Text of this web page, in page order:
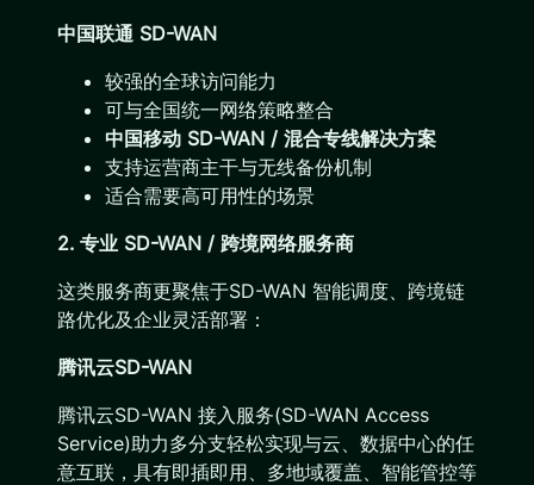
中国联通 SD-WAN
较强的全球访问能力
可与全国统一网络策略整合
中国移动 SD-WAN / 混合专线解决方案
支持运营商主干与无线备份机制
适合需要高可用性的场景
2. 专业 SD-WAN / 跨境网络服务商
这类服务商更聚焦于SD-WAN 智能调度、跨境链
路优化及企业灵活部署：
腾讯云SD-WAN
腾讯云SD-WAN 接入服务(SD-WAN Access
Service)助力多分支轻松实现与云、数据中心的任
意互联，具有即插即用、多地域覆盖、智能管控等